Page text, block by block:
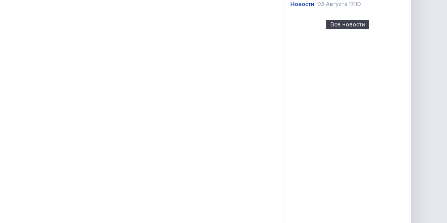
Новости 03 Августа 17:10
Все новости